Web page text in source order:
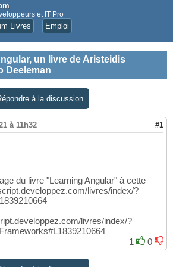
et IT Pro
Livres Emploi
un livre de Aristeidis
Deeleman
à la discussion
à 11h32 #1
du livre "Learning Angular" à cette
livres/index/?
livres/index/?
1
0